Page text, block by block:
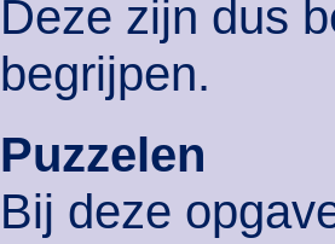
Deze zijn dus
begrijpen.
Puzzelen
Bij deze